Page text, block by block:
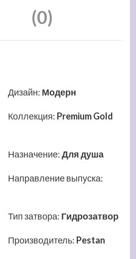
(0)
Дизайн: Модерн
Коллекция: Premium Gold
Назначение:Для душа
Направление выпуска:
Тип затвора: Гидрозатвор
Производитель: Pestan